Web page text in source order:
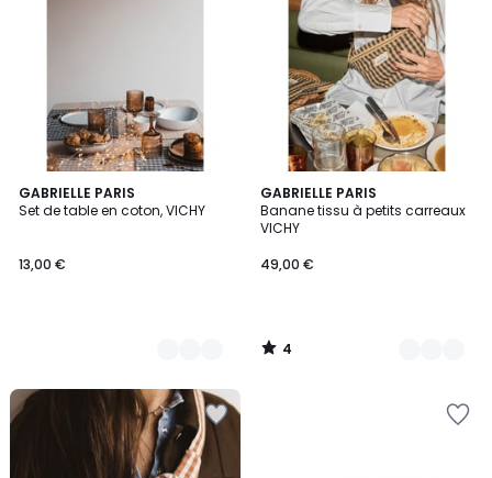
GABRIELLE PARIS
Set de table en coton, VICHY
13,00 €
2
Couleurs
GABRIELLE PARIS
Banane tissu à petits carreaux
VICHY
49,00 €
4
/
5
3
Couleurs
4
/